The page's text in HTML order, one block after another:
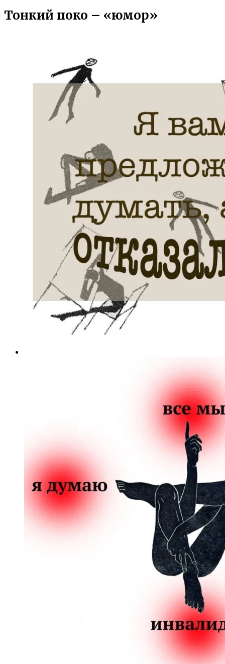
Тонкий поко – «юмор»